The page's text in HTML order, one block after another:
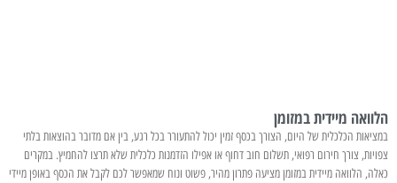
הלוואה מיידית במזומן
במציאות הכלכלית של היום, הצורך בכסף זמין יכול להתעורר בכל רגע, בין אם מדובר בהוצאות בלתי
צפויות, צורך חירום רפואי, תשלום חוב דחוף או אפילו הזדמנות כלכלית שלא תרצו להחמיץ. במקרים
כאלה, הלוואה מיידית במזומן מציעה פתרון מהיר, פשוט ונוח שמאפשר לכם לקבל את הכסף באופן מיידי